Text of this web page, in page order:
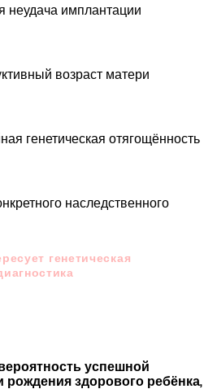
неудача имплантации
возраст матери
генетическая отягощённость
наследственного
генетическая
успешной
рождения здорового ребёнка,